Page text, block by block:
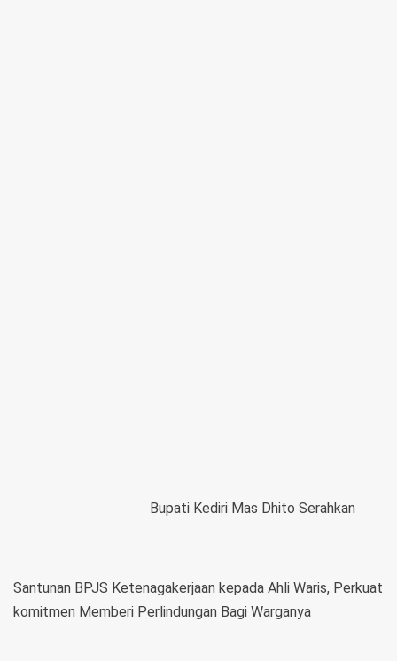
Bupati Kediri Mas Dhito Serahkan
Santunan BPJS Ketenagakerjaan kepada Ahli Waris, Perkuat
komitmen Memberi Perlindungan Bagi Warganya